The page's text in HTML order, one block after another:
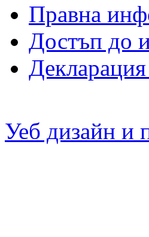
Правна
Достъп до
Уеб дизайн и